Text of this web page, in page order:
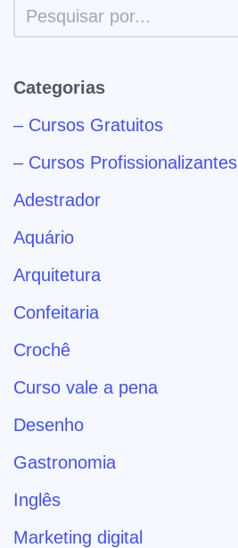
Categorias
– Cursos Gratuitos
– Cursos Profissionalizantes
Adestrador
Aquário
Arquitetura
Confeitaria
Crochê
Curso vale a pena
Desenho
Gastronomia
Inglês
Marketing digital